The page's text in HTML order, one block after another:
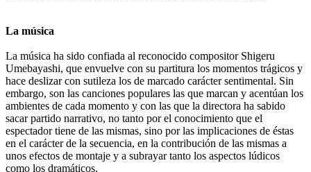
La música
La música ha sido confiada al reconocido compositor Shigeru
Umebayashi, que envuelve con su partitura los momentos trágicos y
hace deslizar con sutileza los de marcado carácter sentimental. Sin
embargo, son las canciones populares las que marcan y acentúan los
ambientes de cada momento y con las que la directora ha sabido
sacar partido narrativo, no tanto por el conocimiento que el
espectador tiene de las mismas, sino por las implicaciones de éstas
en el carácter de la secuencia, en la contribución de las mismas a
unos efectos de montaje y a subrayar tanto los aspectos lúdicos
como los dramáticos.